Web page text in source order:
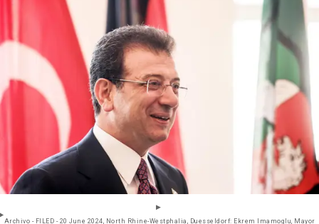
Archivo - FILED - 20 June 2024, North Rhine-Westphalia, Duesseldorf: Ekrem Imamoglu, Mayor